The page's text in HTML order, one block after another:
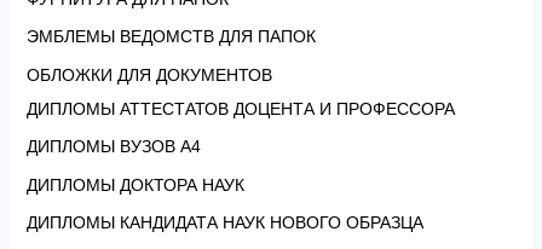
ЭМБЛЕМЫ ВЕДОМСТВ ДЛЯ ПАПОК
ОБЛОЖКИ ДЛЯ ДОКУМЕНТОВ
ДИПЛОМЫ АТТЕСТАТОВ ДОЦЕНТА И ПРОФЕССОРА
ДИПЛОМЫ ВУЗОВ А4
ДИПЛОМЫ ДОКТОРА НАУК
ДИПЛОМЫ КАНДИДАТА НАУК НОВОГО ОБРАЗЦА